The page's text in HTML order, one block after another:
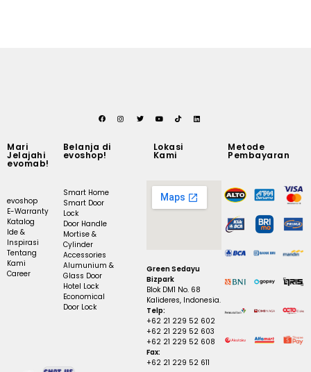
Mari
Jelajahi
evomab!
evoshop
E-Warranty
Katalog
Ide &
Inspirasi
Tentang
Kami
Career
Belanja di
evoshop!
Smart Home
Smart Door
Lock
Door Handle
Mortise &
Cylinder
Accessories
Alumunium &
Glass Door
Hotel Lock
Economical
Door Lock
Lokasi
Kami
Green Sedayu
Bizpark
Blok DM1 No. 68
Kalideres, Indonesia.
Telp:
+62 21 229 52 602
+62 21 229 52 603
+62 21 229 52 608
Fax:
+62 21 229 52 611
Metode
Pembayaran